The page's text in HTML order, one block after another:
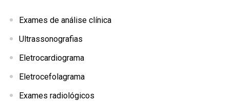
Exames de análise clínica
Ultrassonografias
Eletrocardiograma
Eletrocefolagrama
Exames radiológicos